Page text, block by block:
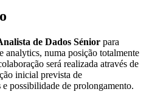
de Dados Sénior para
analytics, numa posição totalmente
será realizada através de
inicial prevista de
e possibilidade de prolongamento.